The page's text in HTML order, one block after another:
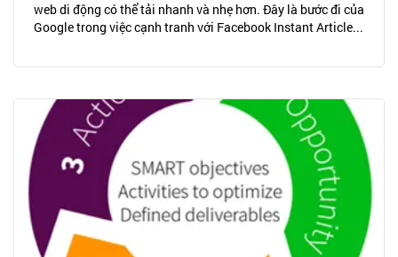
web di động có thể tải nhanh và nhẹ hơn. Đây là bước đi của
Google trong việc cạnh tranh với Facebook Instant Article...